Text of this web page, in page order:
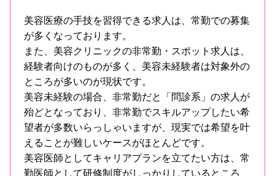
美容医療の手技を習得できる求人は、常勤での募集
が多くなっております。
また、美容クリニックの非常勤・スポット求人は、
経験者向けのものが多く、美容未経験者は対象外の
ところが多いのが現状です。
美容未経験の場合、非常勤だと「問診系」の求人が
殆どとなっており、非常勤でスキルアップしたい希
望者が多数いらっしゃいますが、現実では希望を叶
えることが難しいケースがほとんどです。
美容医師としてキャリアプランを立てたい方は、常
勤医師として研修制度がしっかりしているところ